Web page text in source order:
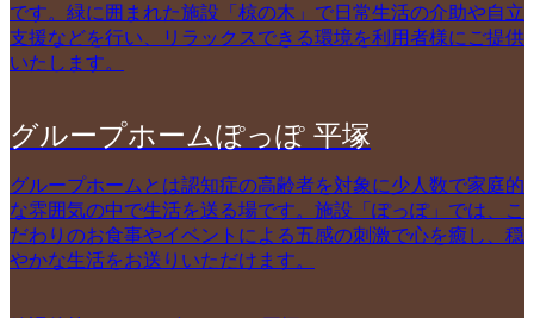
です。緑に囲まれた施設「椋の木」で日常生活の介助や自立
支援などを行い、リラックスできる環境を利用者様にご提供
いたします。
グループホームぽっぽ 平塚
グループホームとは認知症の高齢者を対象に少人数で家庭的
な雰囲気の中で生活を送る場です。施設「ぽっぽ」では、こ
だわりのお食事やイベントによる五感の刺激で心を癒し、穏
やかな生活をお送りいただけます。